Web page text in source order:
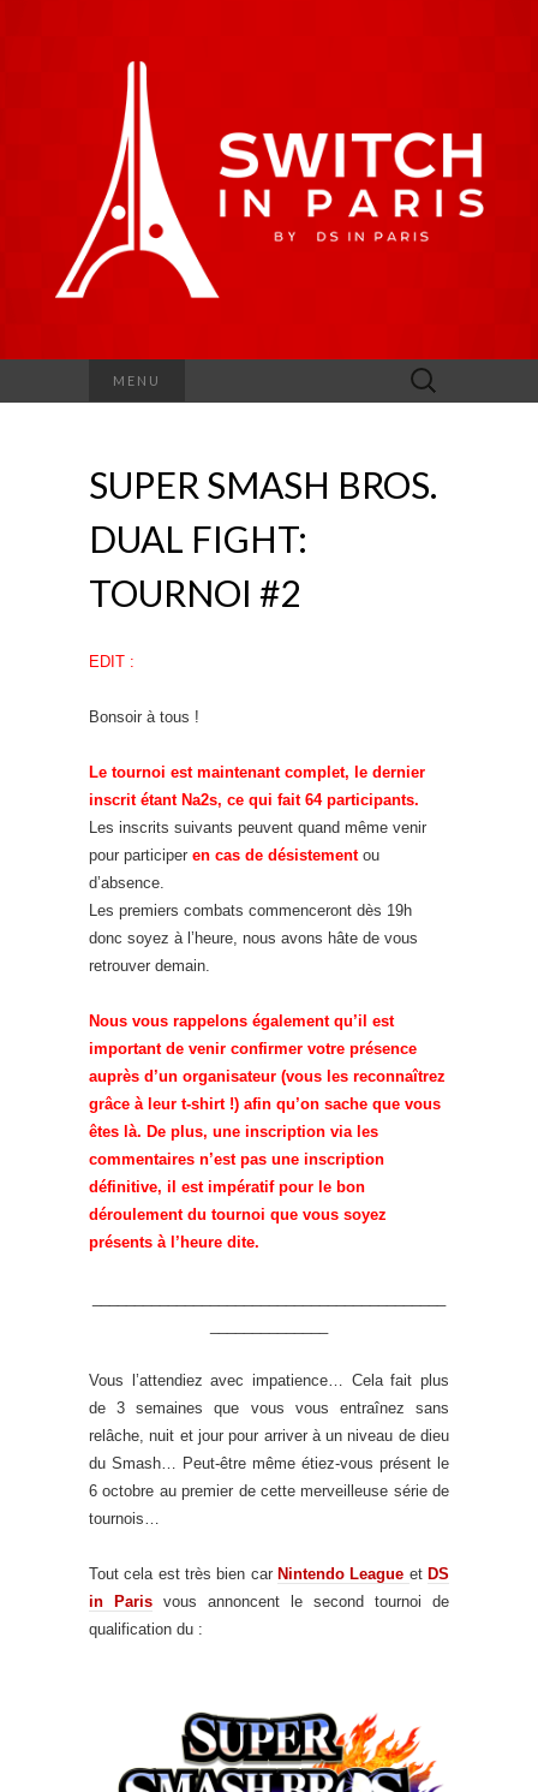
MENU Rechercher :
SUPER SMASH BROS.
DUAL FIGHT:
TOURNOI #2
EDIT :
Bonsoir à tous !
Le tournoi est maintenant complet, le dernier
inscrit étant Na2s, ce qui fait 64 participants.
Les inscrits suivants peuvent quand même venir
pour participer en cas de désistementou
d’absence.
Les premiers combats commenceront dès 19h
donc soyez à l’heure, nous avons hâte de vous
retrouver demain.
Nous vous rappelons également qu’il est
important de venir confirmer votre présence
auprès d’un organisateur (vous les reconnaîtrez
grâce à leur t-shirt !) afin qu’on sache que vous
êtes là. De plus, une inscription via les
commentaires n’est pas une inscription
définitive, il est impératif pour le bon
déroulement du tournoi que vous soyez
présents à l’heure dite.
Vous l’attendiez avec impatience… Cela fait plus
de 3 semaines que vous vous entraînez sans
relâche, nuit et jour pour arriver à un niveau de dieu
du Smash… Peut-être même étiez-vous présent le
6 octobre au premier de cette merveilleuse série de
tournois…
Tout cela est très bien car Nintendo League et DS
in Paris vous annoncent le second tournoi de
qualification du :